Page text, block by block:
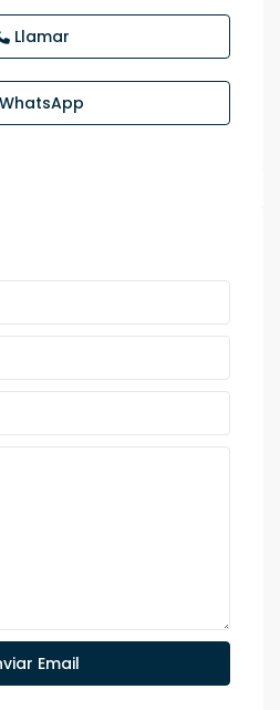
Llamar